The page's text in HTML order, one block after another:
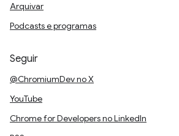
Arquivar
Podcasts e programas
Seguir
@ChromiumDev no X
YouTube
Chrome for Developers no LinkedIn